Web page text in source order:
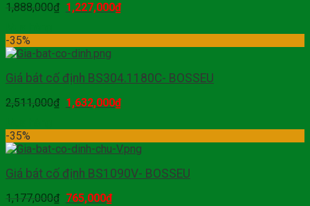
1,888,000₫ 1,227,000₫
-35%
Giá bát cố định BS304.1180C- BOSSEU
2,511,000₫ 1,632,000₫
-35%
Giá bát cố định BS1090V- BOSSEU
1,177,000₫ 765,000₫